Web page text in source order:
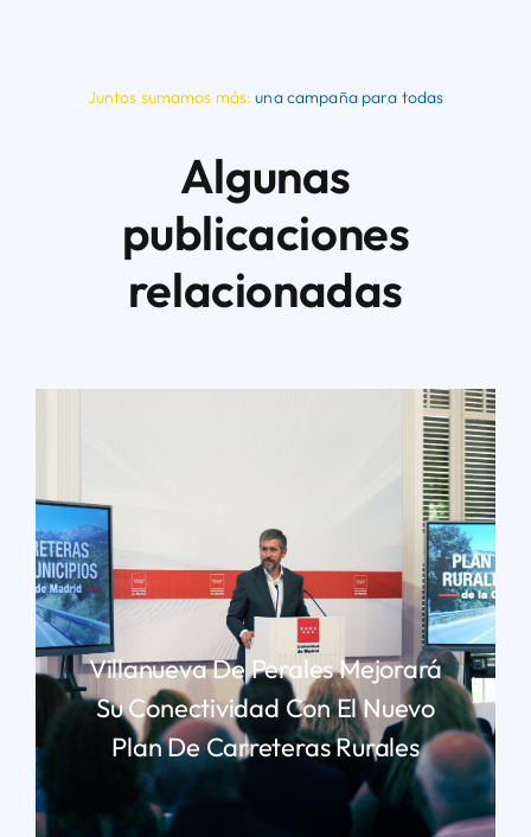
Juntos sumamos más:una campaña para todas
Algunas
publicaciones
relacionadas
Villanueva De Perales Mejorará
Su Conectividad Con El Nuevo
Plan De Carreteras Rurales
LEER MÁS